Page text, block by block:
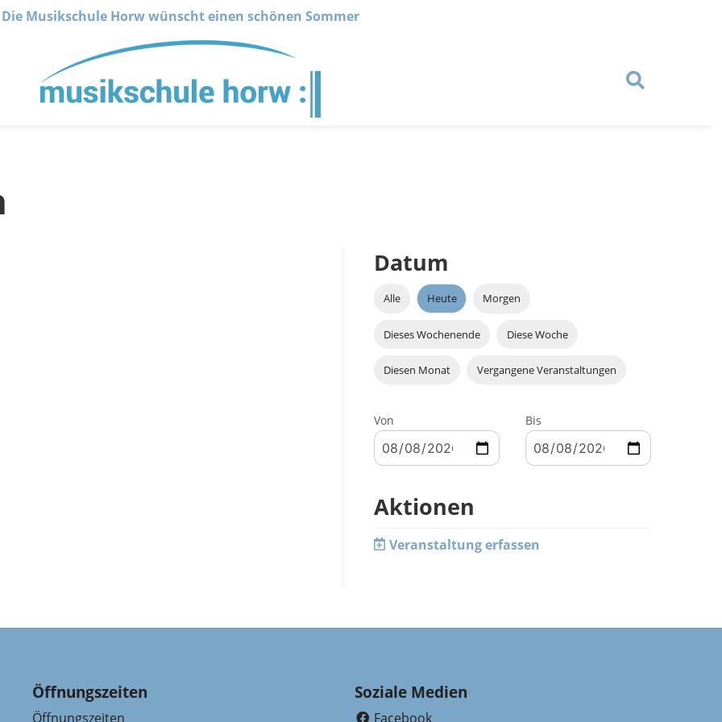
Die Musikschule Horw wünscht einen schönen Sommer
Datum
Alle Heute Morgen
Dieses Wochenende Diese Woche
Diesen Monat Vergangene Veranstaltungen
Von Bis
Aktionen
Veranstaltung erfassen
Öffnungszeiten
Öffnungszeiten
Soziale Medien
Facebook